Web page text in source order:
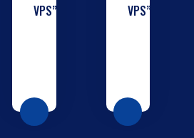
VPS”
VPS”